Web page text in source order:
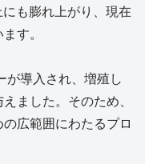
も膨れ上がり、現在
す。
が導入され、増殖し
ました。そのため、
広範囲にわたるプロ